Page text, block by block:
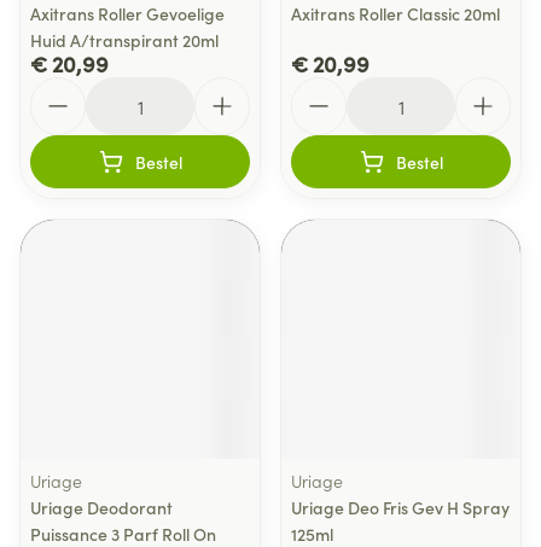
Axitrans Roller Gevoelige
Huid A/transpirant 20ml
€ 20,99
Bestel
Axitrans Roller Classic 20ml
€ 20,99
Bestel
Uriage
Uriage Deodorant
Puissance 3 Parf Roll On
Uriage
Uriage Deo Fris Gev H Spray
125ml